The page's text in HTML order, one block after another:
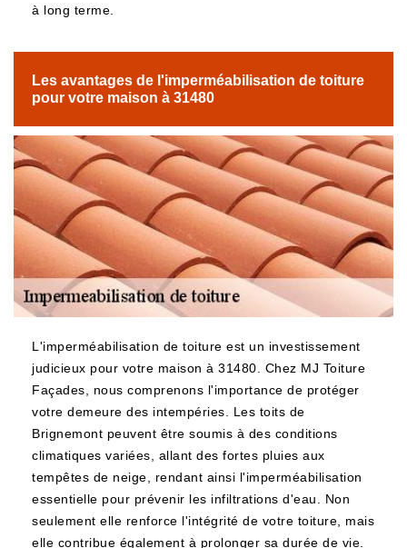
à long terme.
Les avantages de l'imperméabilisation de toiture
pour votre maison à 31480
L'imperméabilisation de toiture est un investissement
judicieux pour votre maison à 31480. Chez MJ Toiture
Façades, nous comprenons l'importance de protéger
votre demeure des intempéries. Les toits de
Brignemont peuvent être soumis à des conditions
climatiques variées, allant des fortes pluies aux
tempêtes de neige, rendant ainsi l'imperméabilisation
essentielle pour prévenir les infiltrations d'eau. Non
seulement elle renforce l'intégrité de votre toiture, mais
elle contribue également à prolonger sa durée de vie.